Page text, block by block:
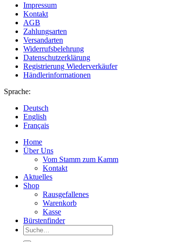
Impressum
Kontakt
AGB
Zahlungsarten
Versandarten
Widerrufsbelehrung
Datenschutzerklärung
Registrierung Wiederverkäufer
Händlerinformationen
Sprache:
Deutsch
English
Français
Home
Über Uns
Vom Stamm zum Kamm
Kontakt
Aktuelles
Shop
Rausgefallenes
Warenkorb
Kasse
Bürstenfinder
Suche
nach: